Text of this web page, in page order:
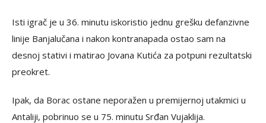
Isti igrač je u 36. minutu iskoristio jednu grešku defanzivne
linije Banjalučana i nakon kontranapada ostao sam na
desnoj stativi i matirao Jovana Kutića za potpuni rezultatski
preokret.
Ipak, da Borac ostane neporažen u premijernoj utakmici u
Antaliji, pobrinuo se u 75. minutu Srđan Vujaklija.